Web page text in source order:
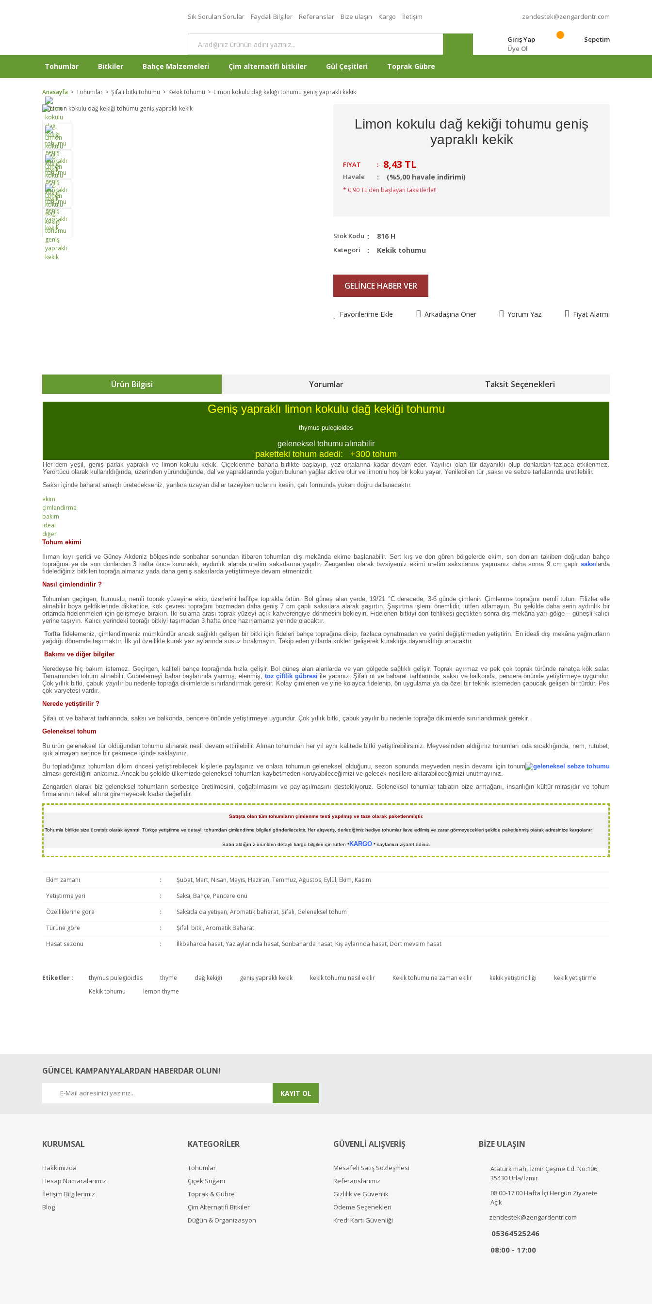
Sık Sorulan Sorular Faydalı Bilgiler Referanslar Bize ulaşın Kargo İletişim zendestek@zengardentr.com
Giriş Yap
Üye Ol
Sepetim
Tohumlar Bitkiler Bahçe Malzemeleri Çim alternatifi bitkiler Gül Çeşitleri Toprak Gübre
Anasayfa Tohumlar Şifalı bitki tohumu Kekik tohumu Limon kokulu dağ kekiği tohumu geniş yapraklı kekik
Limon kokulu dağ kekiği tohumu geniş
yapraklı kekik
FIYAT : 8,43 TL
Havale (%5,00 havale indirimi)
* 0,90 TL den başlayan taksitlerle!!
Stok Kodu 816 H
Kategori Kekik tohumu
GELİNCE HABER VER
Favorilerime Ekle Arkadaşına Öner Yorum Yaz Fiyat Alarmı
Ürün Bilgisi Yorumlar Taksit Seçenekleri
Geniş yapraklı limon kokulu dağ kekiği tohumu
thymus pulegioides
geleneksel tohumu alınabilir
paketteki tohum adedi: +300 tohum
Her dem yeşil, geniş parlak yapraklı ve limon kokulu kekik. Çiçeklenme baharla birlikte başlayıp, yaz ortalarına kadar devam eder. Yayılıcı olan tür dayanıklı olup donlardan fazlaca etkilenmez.
Yerörtücü olarak kullanıldığında, üzerinden yüründüğünde, dal ve yapraklarında yoğun bulunan yağlar aktive olur ve limonlu hoş bir koku yayar. Yenilebilen tür ,saksı ve sebze tarlalarında üretilebilir.
Saksı içinde baharat amaçlı üretecekseniz, yanlara uzayan dallar tazeyken uclarını kesin, çalı formunda yukarı doğru dallanacaktır.
ekim
çimlendirme
bakım
ideal
diğer
Tohum ekimi
Ilıman kıyı şeridi ve Güney Akdeniz bölgesinde sonbahar sonundan itibaren tohumları dış mekânda ekime başlanabilir. Sert kış ve don gören bölgelerde ekim, son donları takiben doğrudan bahçe
toprağına ya da son donlardan 3 hafta önce korunaklı, aydınlık alanda üretim saksılarına yapılır. Zengarden olarak tavsiyemiz ekimi üretim saksılarına yapmanız daha sonra 9 cm çaplı saksı larda
fidelediğiniz bitkileri toprağa almanız yada daha geniş saksılarda yetiştirmeye devam etmenizdir.
Nasıl çimlendirilir ?
Tohumları geçirgen, humuslu, nemli toprak yüzeyine ekip, üzerlerini hafifçe toprakla örtün. Bol güneş alan yerde, 19/21 °C derecede, 3-6 günde çimlenir. Çimlenme toprağını nemli tutun. Filizler elle
alınabilir boya geldiklerinde dikkatlice, kök çevresi toprağını bozmadan daha geniş 7 cm çaplı saksılara alarak şaşırtın. Şaşırtma işlemi önemlidir, lütfen atlamayın. Bu şekilde daha serin aydınlık bir
ortamda fidelenmeleri için gelişmeye bırakın. İki sulama arası toprak yüzeyi açık kahverengiye dönmesini bekleyin. Fidelenen bitkiyi don tehlikesi geçtikten sonra dış mekâna yarı gölge – güneşli kalıcı
yerine taşıyın. Kalıcı yerindeki toprağı bitkiyi taşımadan 3 hafta önce hazırlamanız yerinde olacaktır.
Torfta fidelemeniz, çimlendirmeniz mümkündür ancak sağlıklı gelişen bir bitki için fideleri bahçe toprağına dikip, fazlaca oynatmadan ve yerini değiştirmeden yetiştirin. En ideali dış mekâna yağmurların
yağdığı dönemde taşımaktır. İlk yıl özellikle kurak yaz aylarında susuz bırakmayın. Takip eden yıllarda kökleri gelişerek kuraklığa dayanıklılığı artacaktır.
Bakımı ve diğer bilgiler
Neredeyse hiç bakım istemez. Geçirgen, kaliteli bahçe toprağında hızla gelişir. Bol güneş alan alanlarda ve yarı gölgede sağlıklı gelişir. Toprak ayırmaz ve pek çok toprak türünde rahatça kök salar.
Tamamından tohum alınabilir. Gübrelemeyi bahar başlarında yanmış, elenmiş, toz çiftlik gübresi ile yapınız. Şifalı ot ve baharat tarhlarında, saksı ve balkonda, pencere önünde yetiştirmeye uygundur.
Çok yıllık bitki, çabuk yayılır bu nedenle toprağa dikimlerde sınırlandırmak gerekir. Kolay çimlenen ve yine kolayca fidelenip, ön uygulama ya da özel bir teknik istemeden çabucak gelişen bir türdür. Pek
çok varyetesi vardır.
Nerede yetiştirilir ?
Şifalı ot ve baharat tarhlarında, saksı ve balkonda, pencere önünde yetiştirmeye uygundur. Çok yıllık bitki, çabuk yayılır bu nedenle toprağa dikimlerde sınırlandırmak gerekir.
Geleneksel tohum
Bu ürün geleneksel tür olduğundan tohumu alınarak nesli devam ettirilebilir. Alınan tohumdan her yıl aynı kalitede bitki yetiştirebilirsiniz. Meyvesinden aldığınız tohumları oda sıcaklığında, nem, rutubet,
ışık almayan serince bir çekmece içinde saklayınız.
Bu topladığınız tohumları dikim öncesi yetiştirebilecek kişilerle paylaşınız ve onlara tohumun geleneksel olduğunu, sezon sonunda meyveden neslin devamı için tohum
alması gerektiğini anlatınız. Ancak bu şekilde ülkemizde geleneksel tohumları kaybetmeden koruyabileceğimizi ve gelecek nesillere aktarabileceğimizi unutmayınız.
Zengarden olarak biz geleneksel tohumların serbestçe üretilmesini, çoğaltılmasını ve paylaşılmasını destekliyoruz. Geleneksel tohumlar tabiatın bize armağanı, insanlığın kültür mirasıdır ve tohum
firmalarının tekeli altına giremeyecek kadar değerlidir.
Satışta olan tüm tohumların çimlenme testi yapılmış ve taze olarak paketlenmiştir.
Tohumla birlikte size ücretsiz olarak ayrıntılı Türkçe yetiştirme ve detaylı tohumdan çimlendirme bilgileri gönderilecektir. Her alışveriş, derlediğimiz hediye tohumlar ilave edilmiş ve zarar görmeyecekleri şekilde paketlenmiş olarak adresinize kargolanır.
Satın aldığınız ürünlerin detaylı kargo bilgileri için lütfen *KARGO* sayfamızı ziyaret ediniz.
Ekim zamanı :
Şubat, Mart, Nisan, Mayıs, Haziran, Temmuz, Ağustos, Eylül, Ekim, Kasım
Yetiştirme yeri
:
Saksı, Bahçe, Pencere önü
Özelliklerine göre
:
Saksıda da yetişen, Aromatik baharat, Şifalı, Geleneksel tohum
Türüne göre
:
Şifalı bitki, Aromatik Baharat
Hasat sezonu
: İlkbaharda hasat, Yaz aylarında hasat, Sonbaharda hasat, Kış aylarında hasat, Dört mevsim hasat
Etiketler : thymus pulegioides thyme dağ kekiği geniş yapraklı kekik kekik tohumu nasıl ekilir Kekik tohumu ne zaman ekilir kekik yetiştiriciliği
kekik yetiştirme
Kekik tohumu
lemon thyme
GÜNCEL KAMPANYALARDAN HABERDAR OLUN!
KAYIT OL
KURUMSAL
Hakkımızda
Hesap Numaralarımız
İletişim Bilgilerimiz
Blog
KATEGORİLER
Tohumlar
Çiçek Soğanı
Toprak & Gübre
Çim Alternatifi Bitkiler
Düğün & Organizasyon
GÜVENLİ ALIŞVERİŞ
Mesafeli Satış Sözleşmesi
Referanslarımız
Gizlilik ve Güvenlik
Ödeme Seçenekleri
Kredi Kartı Güvenliği
BİZE ULAŞIN
Atatürk mah, İzmir Çeşme Cd. No:106,
35430 Urla/İzmir
08:00-17:00 Hafta İçi Hergün Ziyarete
Açık
zendestek@zengardentr.com
05364525246
08:00 - 17:00